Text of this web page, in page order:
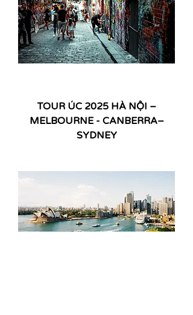
TOUR ÚC 2025 HÀ NỘI –
MELBOURNE - CANBERRA–
SYDNEY